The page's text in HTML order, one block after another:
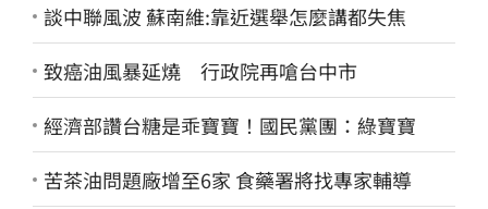
談中聯風波 蘇南維:靠近選舉怎麼講都失焦
致癌油風暴延燒 行政院再嗆台中市
經濟部讚台糖是乖寶寶！國民黨團：綠寶寶
苦茶油問題廠增至6家 食藥署將找專家輔導